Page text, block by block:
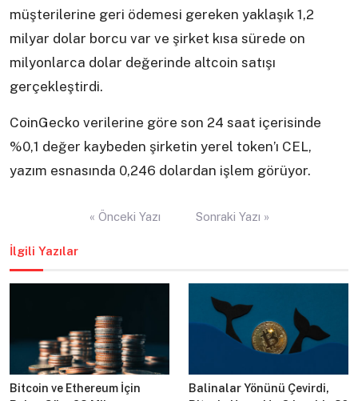
müşterilerine geri ödemesi gereken yaklaşık 1,2
milyar dolar borcu var ve şirket kısa sürede on
milyonlarca dolar değerinde altcoin satışı
gerçekleştirdi.
CoinGecko verilerine göre son 24 saat içerisinde
%0,1 değer kaybeden şirketin yerel token’ı CEL,
yazım esnasında 0,246 dolardan işlem görüyor.
« Önceki Yazı Sonraki Yazı »
İlgili Yazılar
Bitcoin ve Ethereum İçin
Balinalar Yönünü Çevirdi,